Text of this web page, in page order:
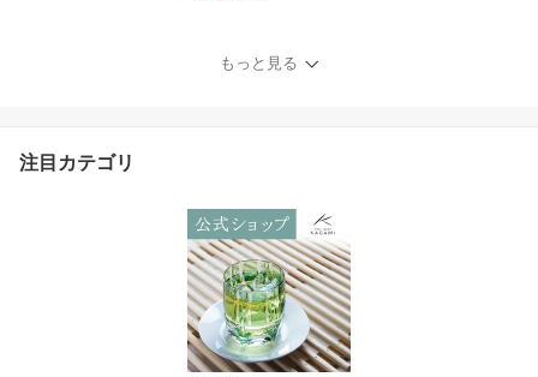
し インテリア 紫結婚祝
内祝 ギフト 送別品 贈答
もっと見る
注目カテゴリ